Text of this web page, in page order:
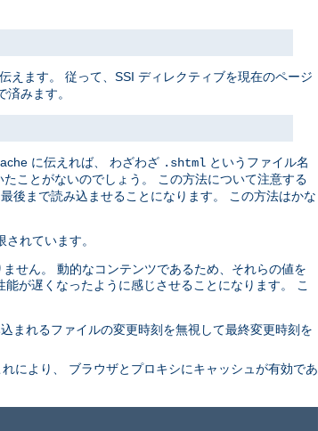
えます。 従って、SSI ディレクティブを現在のページ
みます。
に伝えれば、 わざわざ .shtml というファイル名
たことがないのでしょう。 この方法について注意する
後まで読み込ませることになります。 この方法はかな
れています。
せん。 動的なコンテンツであるため、それらの値を
が遅くなったように感じさせることになります。 こ
まれるファイルの変更時刻を無視して最終変更時刻を
により、 ブラウザとプロキシにキャッシュが有効であ